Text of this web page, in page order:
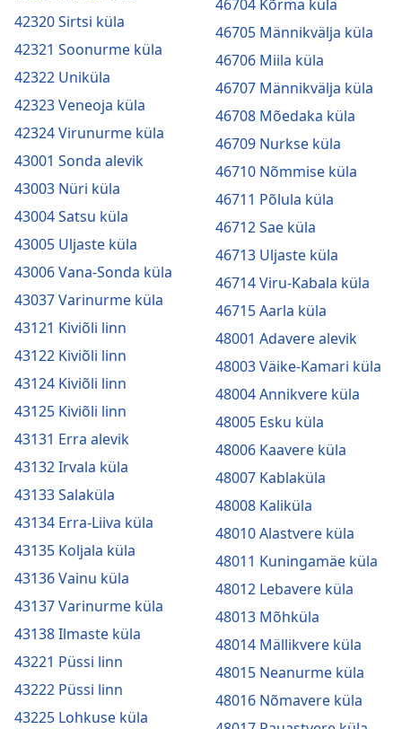
42320 Sirtsi küla
42321 Soonurme küla
42322 Uniküla
42323 Veneoja küla
42324 Virunurme küla
43001 Sonda alevik
43003 Nüri küla
43004 Satsu küla
43005 Uljaste küla
43006 Vana-Sonda küla
43037 Varinurme küla
43121 Kiviõli linn
43122 Kiviõli linn
43124 Kiviõli linn
43125 Kiviõli linn
43131 Erra alevik
43132 Irvala küla
43133 Salaküla
43134 Erra-Liiva küla
43135 Koljala küla
43136 Vainu küla
43137 Varinurme küla
43138 Ilmaste küla
43221 Püssi linn
43222 Püssi linn
43225 Lohkuse küla
46704 Kõrma küla
46705 Männikvälja küla
46706 Miila küla
46707 Männikvälja küla
46708 Mõedaka küla
46709 Nurkse küla
46710 Nõmmise küla
46711 Põlula küla
46712 Sae küla
46713 Uljaste küla
46714 Viru-Kabala küla
46715 Aarla küla
48001 Adavere alevik
48003 Väike-Kamari küla
48004 Annikvere küla
48005 Esku küla
48006 Kaavere küla
48007 Kablaküla
48008 Kaliküla
48010 Alastvere küla
48011 Kuningamäe küla
48012 Lebavere küla
48013 Mõhküla
48014 Mällikvere küla
48015 Neanurme küla
48016 Nõmavere küla